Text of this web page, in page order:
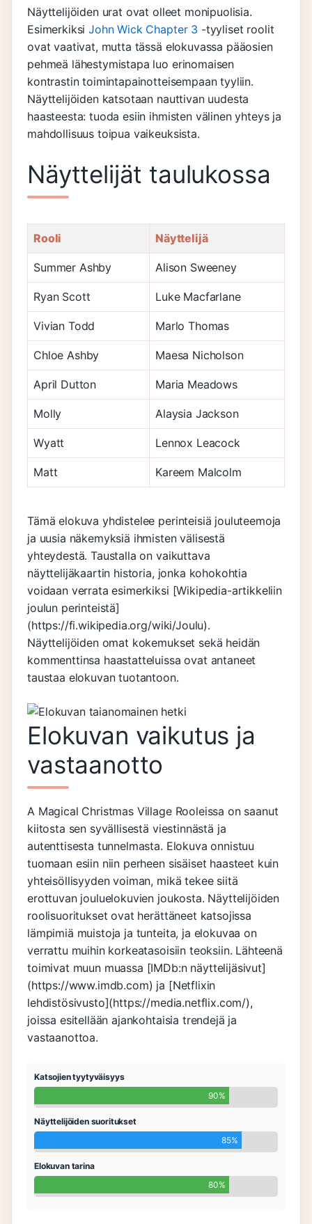
Näyttelijöiden urat ovat olleet monipuolisia.
EsimerkiksiJohn Wick Chapter 3 -tyyliset roolit
ovat vaativat, mutta tässä elokuvassa pääosien
pehmeä lähestymistapa luo erinomaisen
kontrastin toimintapainotteisempaan tyyliin.
Näyttelijöiden katsotaan nauttivan uudesta
haasteesta: tuoda esiin ihmisten välinen yhteys ja
mahdollisuus toipua vaikeuksista.
Näyttelijät taulukossa
Rooli Näyttelijä
Summer Ashby Alison Sweeney
Ryan Scott Luke Macfarlane
Vivian Todd Marlo Thomas
Chloe Ashby Maesa Nicholson
April Dutton Maria Meadows
Molly Alaysia Jackson
Wyatt Lennox Leacock
Matt Kareem Malcolm
Tämä elokuva yhdistelee perinteisiä jouluteemoja
ja uusia näkemyksiä ihmisten välisestä
yhteydestä. Taustalla on vaikuttava
näyttelijäkaartin historia, jonka kohokohtia
voidaan verrata esimerkiksi [Wikipedia-artikkeliin
joulun perinteistä]
(https://fi.wikipedia.org/wiki/Joulu).
Näyttelijöiden omat kokemukset sekä heidän
kommenttinsa haastatteluissa ovat antaneet
taustaa elokuvan tuotantoon.
Elokuvan vaikutus ja
vastaanotto
A Magical Christmas Village Rooleissa on saanut
kiitosta sen syvällisestä viestinnästä ja
autenttisesta tunnelmasta. Elokuva onnistuu
tuomaan esiin niin perheen sisäiset haasteet kuin
yhteisöllisyyden voiman, mikä tekee siitä
erottuvan jouluelokuvien joukosta. Näyttelijöiden
roolisuoritukset ovat herättäneet katsojissa
lämpimiä muistoja ja tunteita, ja elokuvaa on
verrattu muihin korkeatasoisiin teoksiin. Lähteenä
toimivat muun muassa [IMDb:n näyttelijäsivut]
(https://www.imdb.com) ja [Netflixin
lehdistösivusto](https://media.netflix.com/),
joissa esitellään ajankohtaisia trendejä ja
vastaanottoa.
Katsojien tyytyväisyys
90%
Näyttelijöiden suoritukset
85%
Elokuvan tarina
80%